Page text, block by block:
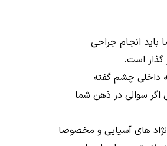
باید انجام جراحی
گذار است.
داخلی چشم گفته
سوالی در ذهن شما
های آسیایی و مخصوصا